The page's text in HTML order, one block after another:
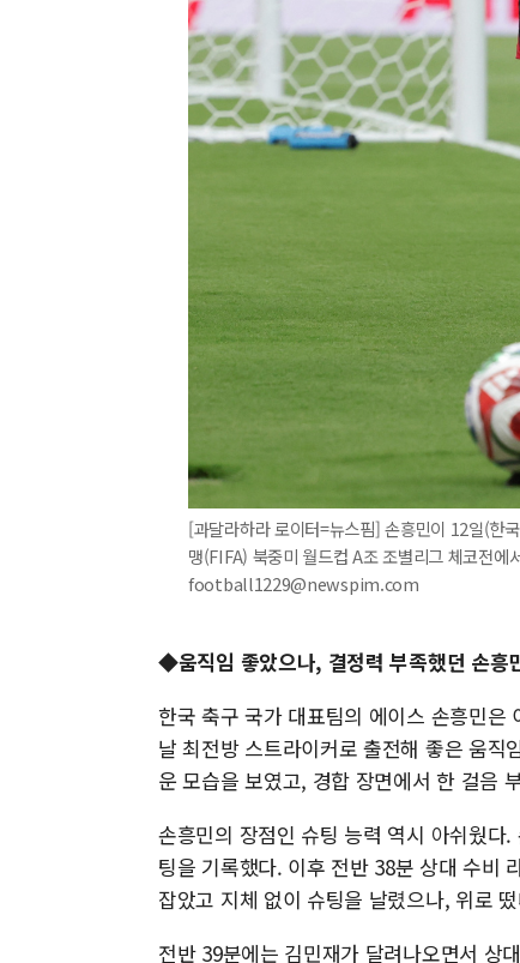
[과달라하라 로이터=뉴스핌] 손흥민이 12일(한
맹(FIFA) 북중미 월드컵 A조 조별리그 체코전
football1229@newspim.com
◆움직임 좋았으나, 결정력 부족했던 손흥
한국 축구 국가 대표팀의 에이스 손흥민은
날 최전방 스트라이커로 출전해 좋은 움직
운 모습을 보였고, 경합 장면에서 한 걸음
손흥민의 장점인 슈팅 능력 역시 아쉬웠다
팅을 기록했다. 이후 전반 38분 상대 수비
잡았고 지체 없이 슈팅을 날렸으나, 위로
전반 39분에는 김민재가 달려나오면서 상